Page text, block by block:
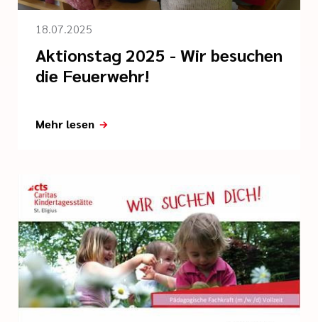
18.07.2025
Aktionstag 2025 - Wir besuchen
die Feuerwehr!
Mehr lesen